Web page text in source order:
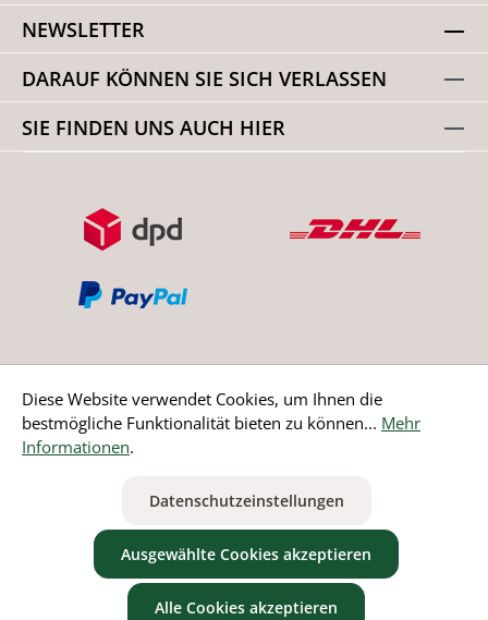
NEWSLETTER
DARAUF KÖNNEN SIE SICH VERLASSEN
SIE FINDEN UNS AUCH HIER
Bestellung widerrufen
ausgenommen Nicht EU-Länder
Diese Website verwendet Cookies, um Ihnen die
bestmögliche Funktionalität bieten zu können... Mehr
Informationen.
Datenschutzeinstellungen
Ausgewählte Cookies akzeptieren
Alle Cookies akzeptieren